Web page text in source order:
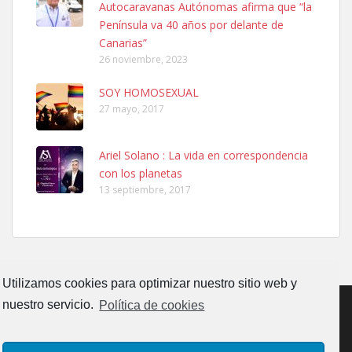
Utilizamos cookies para optimizar nuestro sitio web y
nuestro servicio. Política de cookies
calle, se perdió por la zon...
Leales.org » Gran Canaria
6.7.2025
Adopcion
Busco casa de acogida para mi perrita ya que por temas de trabajo
no la puedo tener. Solo gente r...
Gata joven encontrada
Autocaravanas Autónomas afirma que “la
Península va 40 años por delante de
Canarias”
26 noviembre, 2023
SOY HOMOSEXUAL
27 mayo, 2017
Ariel Solano : La vida en correspondencia
con los planetas
13 septiembre, 2017